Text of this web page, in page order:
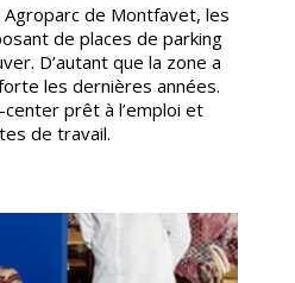
Agroparc de Montfavet, les
de places de parking
D’autant que la zone a
les dernières années.
prêt à l’emploi et
de travail.